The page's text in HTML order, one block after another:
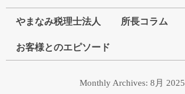
やまなみ税理士法人 所長コラム
お客様とのエピソード
Monthly Archives: 8月 2025